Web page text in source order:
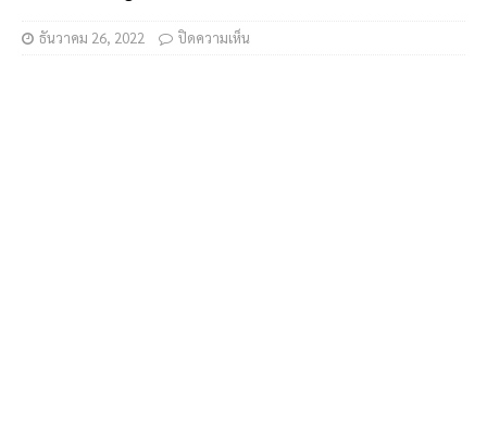
ธันวาคม 26, 2022 ปิดความเห็น